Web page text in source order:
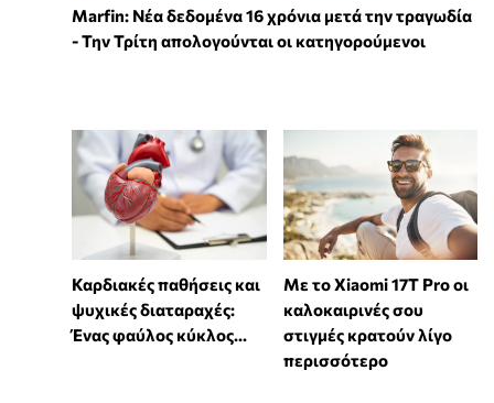
Marfin: Νέα δεδομένα 16 χρόνια μετά την τραγωδία
- Την Τρίτη απολογούνται οι κατηγορούμενοι
Καρδιακές παθήσεις και
ψυχικές διαταραχές:
Ένας φαύλος κύκλος...
Με το Xiaomi 17T Pro οι
καλοκαιρινές σου
στιγμές κρατούν λίγο
περισσότερο